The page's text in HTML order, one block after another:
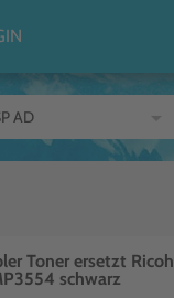
Toner ersetzt Ricoh
schwarz